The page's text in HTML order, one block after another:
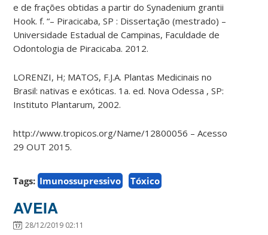
e de frações obtidas a partir do Synadenium grantii
Hook. f. “– Piracicaba, SP : Dissertação (mestrado) –
Universidade Estadual de Campinas, Faculdade de
Odontologia de Piracicaba. 2012.
LORENZI, H; MATOS, F.J.A. Plantas Medicinais no
Brasil: nativas e exóticas. 1a. ed. Nova Odessa , SP:
Instituto Plantarum, 2002.
http://www.tropicos.org/Name/12800056 – Acesso
29 OUT 2015.
Tags: Imunossupressivo Tóxico
AVEIA
28/12/2019 02:11